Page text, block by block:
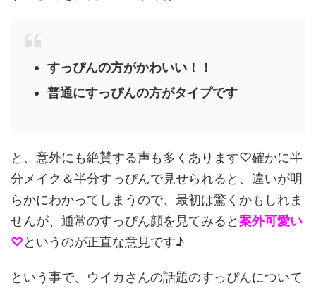
すっぴんの方がかわいい！！
普通にすっぴんの方がタイプです
と、意外にも絶賛する声も多くあります♡確かに半
分メイク＆半分すっぴんで見せられると、違いが明
らかにわかってしまうので、最初は驚くかもしれま
せんが、通常のすっぴん顔を見てみると案外可愛い
♡というのが正直な意見です♪
という事で、ウイカさんの話題のすっぴんについて